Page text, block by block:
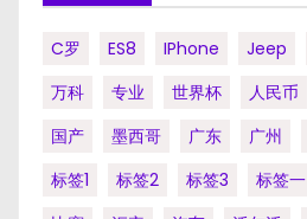
C罗 ES8 IPhone Jeep
万科
专业 世界杯 人民币
国产
墨西哥 广东 广州
标签1
标签2 标签3 标签一